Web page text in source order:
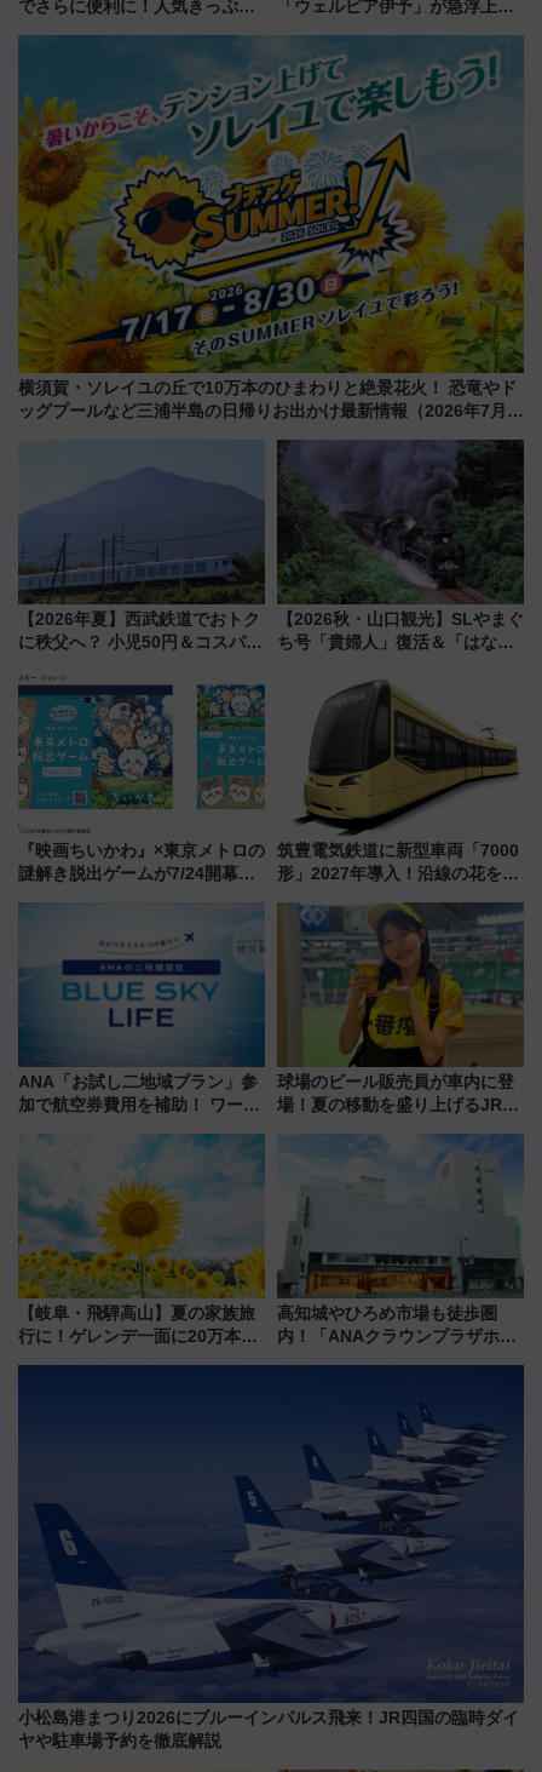
でさらに便利に！人気きっぷ
巡るなら使い勝手・コスパ抜群
「ウェルピア伊予」が急浮上！
で探る鉄道アクセスの未来
横須賀・ソレイユの丘で10万本のひまわりと絶景花火！ 恐竜やド
ッグプールなど三浦半島の日帰りお出かけ最新情報（2026年7月
【2026年夏】西武鉄道でおトク
に秩父へ？ 小児50円＆コスパ最
族旅行！ 深夜の正丸トンネル探
検や特急ラビューも
【2026秋・山口観光】SLやまぐ
ち号「貴婦人」復活＆「はなあ
注目観光列車まとめ きっぷの取
り方は？
『映画ちいかわ』×東京メトロの
謎解き脱出ゲームが7/24開幕！
筑豊電気鉄道に新型車両「7000
形」2027年導入！沿線の花をイ
内は落ち着いたゆとりある空間
ANA「お試し二地域プラン」参
加で航空券費用を補助！ ワーケ
治体は？ 2026年は対象のエリア
球場のビール販売員が車内に登
場！夏の移動を盛り上げるJR九
月7日限定 ソフトバンクホーク
【岐阜・飛騨高山】夏の家族旅
行に！ゲレンデ一面に20万本の
高知城やひろめ市場も徒歩圏
内！「ANAクラウンプラザホテ
小松島港まつり2026にブルーインパルス飛来！JR四国の臨時ダイ
ヤや駐車場予約を徹底解説